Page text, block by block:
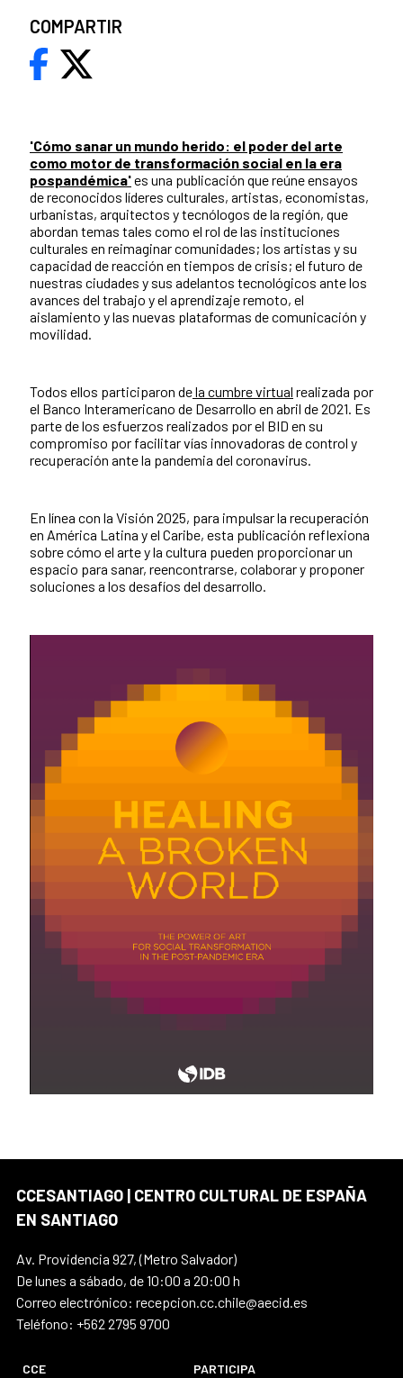
'Cómo sanar un mundo herido: el poder del arte
como motor de transformación social en la era
pospandémica'es una publicación que reúne ensayos
de reconocidos líderes culturales, artistas, economistas,
urbanistas, arquitectos y tecnólogos de la región, que
abordan temas tales como el rol de las instituciones
culturales en reimaginar comunidades; los artistas y su
capacidad de reacción en tiempos de crisis; el futuro de
nuestras ciudades y sus adelantos tecnológicos ante los
avances del trabajo y el aprendizaje remoto, el
aislamiento y las nuevas plataformas de comunicación y
movilidad.
Todos ellos participaron dela cumbre virtual realizada por
el Banco Interamericano de Desarrollo en abril de 2021. Es
parte de los esfuerzos realizados por el BID en su
compromiso por facilitar vías innovadoras de control y
recuperación ante la pandemia del coronavirus.
En línea con la Visión 2025, para impulsar la recuperación
en América Latina y el Caribe, esta publicación reflexiona
sobre cómo el arte y la cultura pueden proporcionar un
espacio para sanar, reencontrarse, colaborar y proponer
soluciones a los desafíos del desarrollo.
COMPARTIR
CCESANTIAGO | CENTRO CULTURAL DE ESPAÑA
EN SANTIAGO
Av. Providencia 927, (Metro Salvador)
De lunes a sábado, de 10:00 a 20:00 h
Correo electrónico: recepcion.cc.chile@aecid.es
Teléfono: +562 2795 9700
CCE PARTICIPA